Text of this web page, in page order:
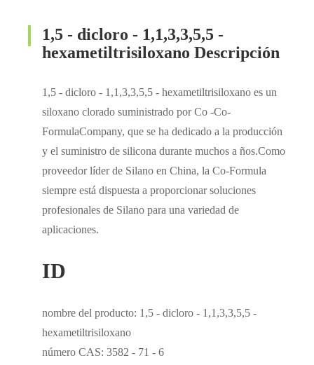
1,5 - dicloro - 1,1,3,3,5,5 -
hexametiltrisiloxano Descripción
1,5 - dicloro - 1,1,3,3,5,5 - hexametiltrisiloxano es un
siloxano clorado suministrado por Co -Co-
FormulaCompany, que se ha dedicado a la producción
y el suministro de silicona durante muchos a ños.Como
proveedor líder de Silano en China, la Co-Formula
siempre está dispuesta a proporcionar soluciones
profesionales de Silano para una variedad de
aplicaciones.
ID
nombre del producto: 1,5 - dicloro - 1,1,3,3,5,5 -
hexametiltrisiloxano
número CAS: 3582 - 71 - 6